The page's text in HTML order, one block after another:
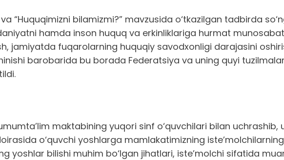
“Huquqimizni bilamizmi?” mavzusida o‘tkazilgan tadbirda
hamda inson huquq va erkinliklariga hurmat
jamiyatda fuqarolarning huquqiy savodxonligi darajasini
barobarida bu borada Federatsiya va uning quyi
maktabining yuqori sinf o‘quvchilari bilan
o‘quvchi yoshlarga mamlakatimizning
yoshlar bilishi muhim bo‘lgan jihatlari, iste’molchi sifatida